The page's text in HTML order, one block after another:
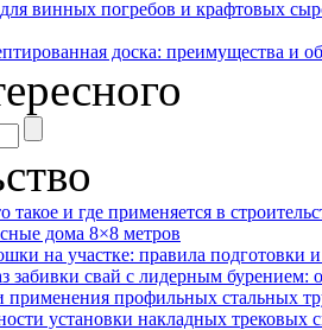
винных погребов и крафтовых
доска: преимущества и
такое и где применяется в
дома 8×8 метров
на участке: правила подготовки
забивки свай с лидерным бурением:
применения профильных стальных
установки накладных трековых